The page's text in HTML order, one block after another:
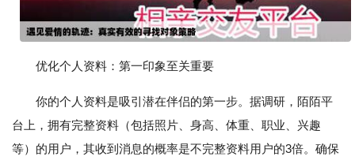
优化个人资料：第一印象至关重要
你的个人资料是吸引潜在伴侣的第一步。据调研，陌陌平
台上，拥有完整资料（包括照片、身高、体重、职业、兴趣
等）的用户，其收到消息的概率是不完整资料用户的3倍。确保